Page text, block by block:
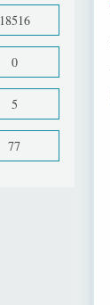
18516
0
5
77